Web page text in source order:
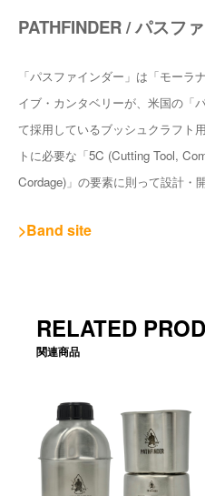
PATHFINDER / パスフ
「パスファインダー」は「モー
イブ・カンタベリーが、米国の「
て採用しているブッシュクラフト
トに必要な「5C (Cutting Tool,
Cordage)」の要素に則って設計・
>Band site
RELATED
関連商品